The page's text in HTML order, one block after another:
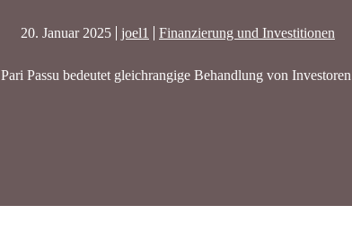
20. Januar 2025 joel1 Finanzierung und Investitionen
Pari Passu bedeutet gleichrangige Behandlung von